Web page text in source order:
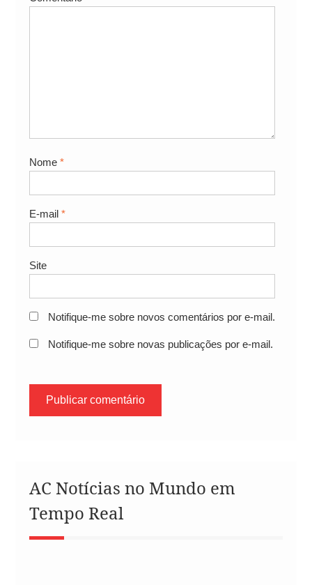
Nome *
E-mail *
Site
Notifique-me sobre novos comentários por e-mail.
Notifique-me sobre novas publicações por e-mail.
AC Notícias no Mundo em
Tempo Real